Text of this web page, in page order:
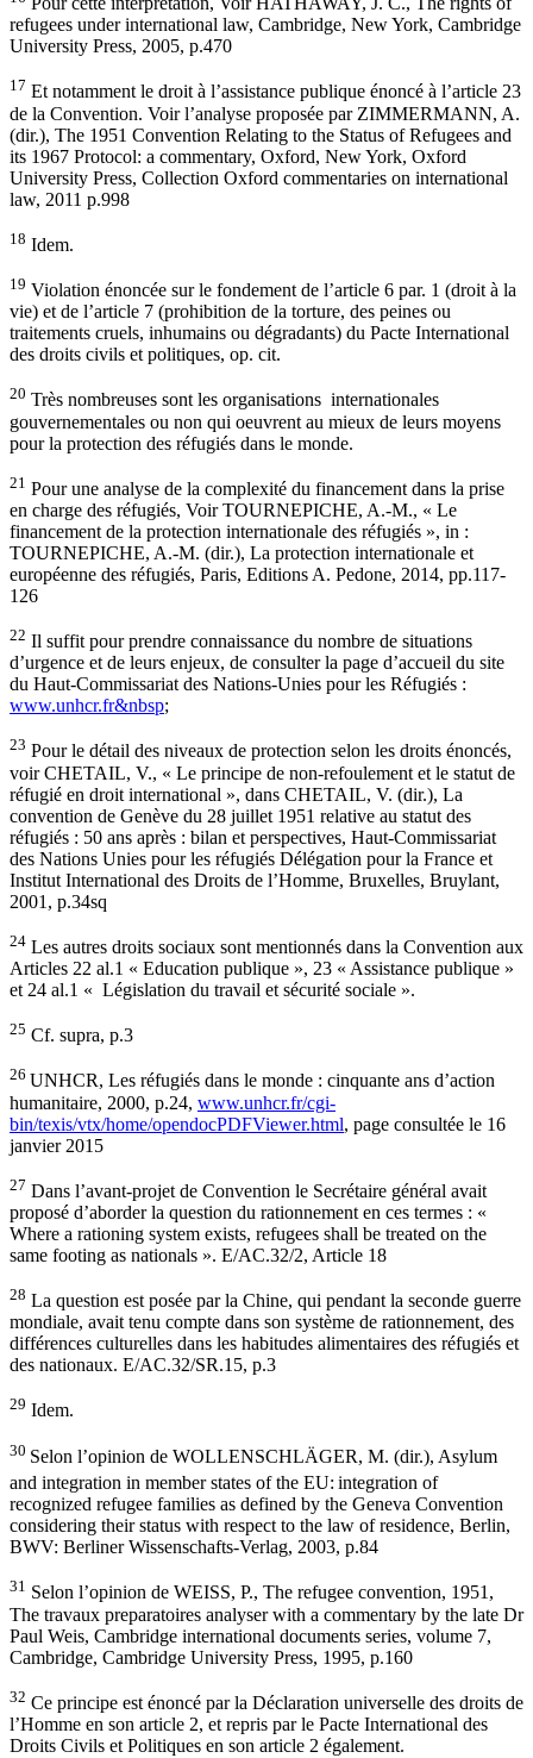
refugees under international law, Cambridge, New York, Cambridge
University Press, 2005, p.470
17 Et notamment le droit à l’assistance publique énoncé à l’article 23
de la Convention. Voir l’analyse proposée par ZIMMERMANN, A.
(dir.), The 1951 Convention Relating to the Status of Refugees and
its 1967 Protocol: a commentary, Oxford, New York, Oxford
University Press, Collection Oxford commentaries on international
law, 2011 p.998
18 Idem.
19 Violation énoncée sur le fondement de l’article 6 par. 1 (droit à la
vie) et de l’article 7 (prohibition de la torture, des peines ou
traitements cruels, inhumains ou dégradants) du Pacte International
des droits civils et politiques, op. cit.
20 Très nombreuses sont les organisations internationales
gouvernementales ou non qui oeuvrent au mieux de leurs moyens
pour la protection des réfugiés dans le monde.
21 Pour une analyse de la complexité du financement dans la prise
en charge des réfugiés, Voir TOURNEPICHE, A.-M., « Le
financement de la protection internationale des réfugiés », in :
TOURNEPICHE, A.-M. (dir.), La protection internationale et
européenne des réfugiés, Paris, Editions A. Pedone, 2014, pp.117-
126
22 Il suffit pour prendre connaissance du nombre de situations
d’urgence et de leurs enjeux, de consulter la page d’accueil du site
du Haut-Commissariat des Nations-Unies pour les Réfugiés :
www.unhcr.fr&nbsp;
23 Pour le détail des niveaux de protection selon les droits énoncés,
voir CHETAIL, V., « Le principe de non-refoulement et le statut de
réfugié en droit international », dans CHETAIL, V. (dir.), La
convention de Genève du 28 juillet 1951 relative au statut des
réfugiés : 50 ans après : bilan et perspectives, Haut-Commissariat
des Nations Unies pour les réfugiés Délégation pour la France et
Institut International des Droits de l’Homme, Bruxelles, Bruylant,
2001, p.34sq
24 Les autres droits sociaux sont mentionnés dans la Convention aux
Articles 22 al.1 « Education publique », 23 « Assistance publique »
et 24 al.1 « Législation du travail et sécurité sociale ».
25 Cf. supra, p.3
26 UNHCR, Les réfugiés dans le monde : cinquante ans d’action
humanitaire, 2000, p.24, www.unhcr.fr/cgi-
bin/texis/vtx/home/opendocPDFViewer.html, page consultée le 16
janvier 2015
27 Dans l’avant-projet de Convention le Secrétaire général avait
proposé d’aborder la question du rationnement en ces termes : «
Where a rationing system exists, refugees shall be treated on the
same footing as nationals ». E/AC.32/2, Article 18
28 La question est posée par la Chine, qui pendant la seconde guerre
mondiale, avait tenu compte dans son système de rationnement, des
différences culturelles dans les habitudes alimentaires des réfugiés et
des nationaux. E/AC.32/SR.15, p.3
29 Idem.
30 Selon l’opinion de WOLLENSCHLÄGER, M. (dir.), Asylum
and integration in member states of the EU: integration of
recognized refugee families as defined by the Geneva Convention
considering their status with respect to the law of residence, Berlin,
BWV: Berliner Wissenschafts-Verlag, 2003, p.84
31 Selon l’opinion de WEISS, P., The refugee convention, 1951,
The travaux preparatoires analyser with a commentary by the late Dr
Paul Weis, Cambridge international documents series, volume 7,
Cambridge, Cambridge University Press, 1995, p.160
32 Ce principe est énoncé par la Déclaration universelle des droits de
l’Homme en son article 2, et repris par le Pacte International des
Droits Civils et Politiques en son article 2 également.